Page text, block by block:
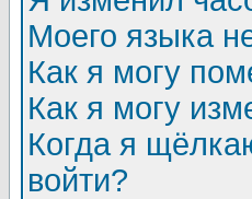
Моего языка
Как я могу
Как я могу
Когда я
войти?